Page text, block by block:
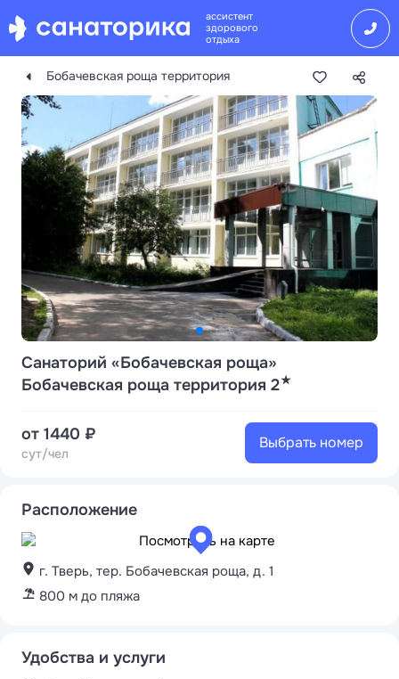
ассистент
здорового
отдыха
Бобачевская роща территория
Санаторий «Бобачевская роща»
Бобачевская роща территория 2★
Расположение
г. Тверь, тер. Бобачевская роща, д. 1
800 м до пляжа
от 1440 ₽
сут/чел
Выбрать номер
Удобства и услуги